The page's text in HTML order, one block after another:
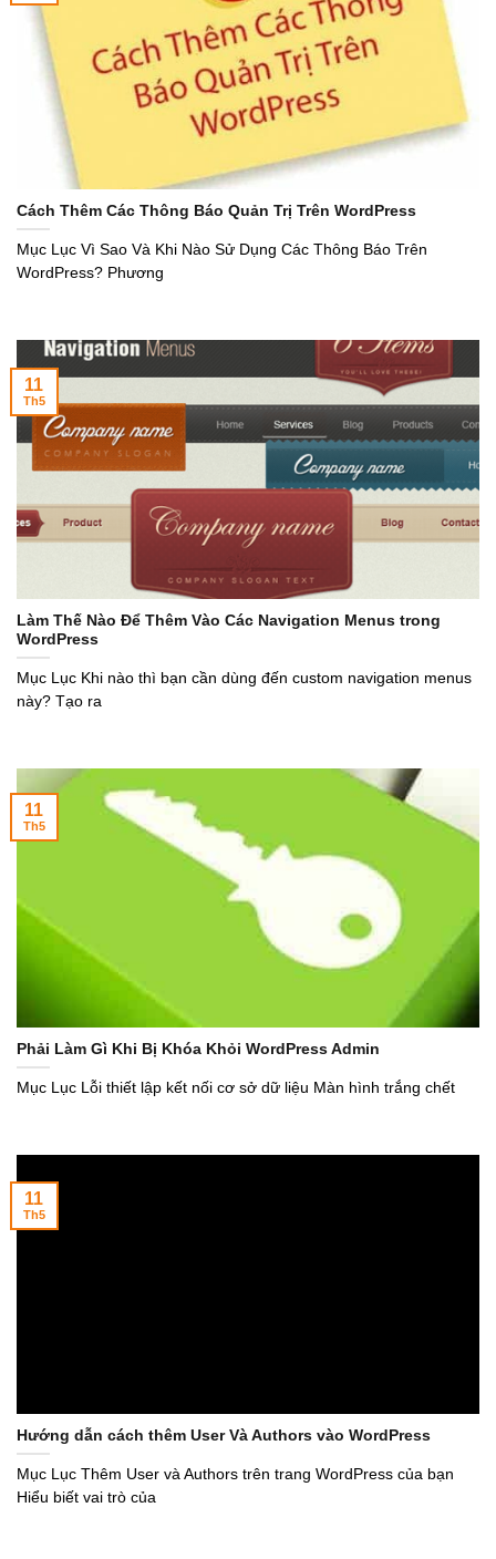
Cách Thêm Các Thông Báo Quản Trị Trên WordPress
Mục Lục Vì Sao Và Khi Nào Sử Dụng Các Thông Báo Trên
WordPress? Phương
Làm Thế Nào Để Thêm Vào Các Navigation Menus trong
WordPress
Mục Lục Khi nào thì bạn cần dùng đến custom navigation menus
này? Tạo ra
11
Th5
Phải Làm Gì Khi Bị Khóa Khỏi WordPress Admin
Mục Lục Lỗi thiết lập kết nối cơ sở dữ liệu Màn hình trắng chết
11
Th5
Hướng dẫn cách thêm User Và Authors vào WordPress
Mục Lục Thêm User và Authors trên trang WordPress của bạn
Hiểu biết vai trò của
11
Th5